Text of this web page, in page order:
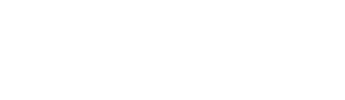
treba servis? Alpha servis nudi rješenja